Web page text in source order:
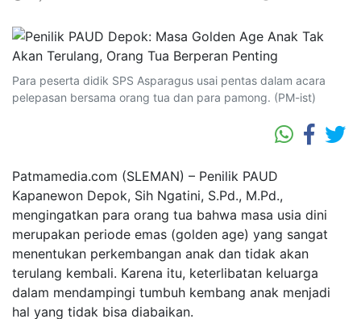
Para peserta didik SPS Asparagus usai pentas dalam acara
pelepasan bersama orang tua dan para pamong. (PM-ist)
Patmamedia.com (SLEMAN) – Penilik PAUD
Kapanewon Depok, Sih Ngatini, S.Pd., M.Pd.,
mengingatkan para orang tua bahwa masa usia dini
merupakan periode emas (golden age) yang sangat
menentukan perkembangan anak dan tidak akan
terulang kembali. Karena itu, keterlibatan keluarga
dalam mendampingi tumbuh kembang anak menjadi
hal yang tidak bisa diabaikan.